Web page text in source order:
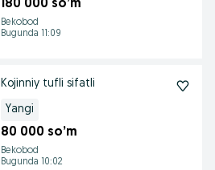
180 000 so’m
Bekobod
Bugunda 11:09
Kojinniy tufli sifatli
Yangi
80 000 so’m
Bekobod
Bugunda 10:02